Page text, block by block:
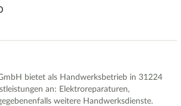
bietet als Handwerksbetrieb in 31224
an: Elektroreparaturen,
weitere Handwerksdienste.